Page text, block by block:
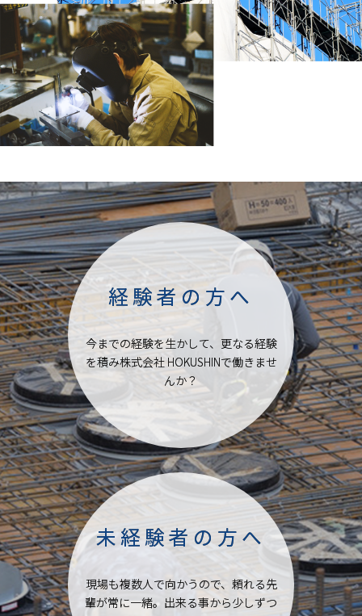
経験者の方へ
今までの経験を生かして、更なる経験
を積み株式会社 HOKUSHINで働きませ
んか？
未経験者の方へ
現場も複数人で向かうので、頼れる先
輩が常に一緒。出来る事から少しずつ